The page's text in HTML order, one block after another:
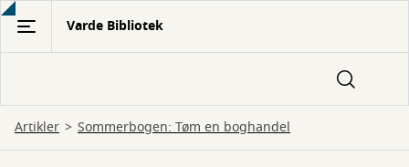
Gå
hovedindhold
Varde Bibliotek
Artikler Sommerbogen: Tøm en boghandel